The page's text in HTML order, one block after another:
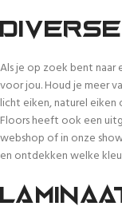
Als je op zoek bent naar
voor jou. Houd je meer
licht eiken, naturel
Floors heeft ook een
webshop of in onze
en ontdekken welke